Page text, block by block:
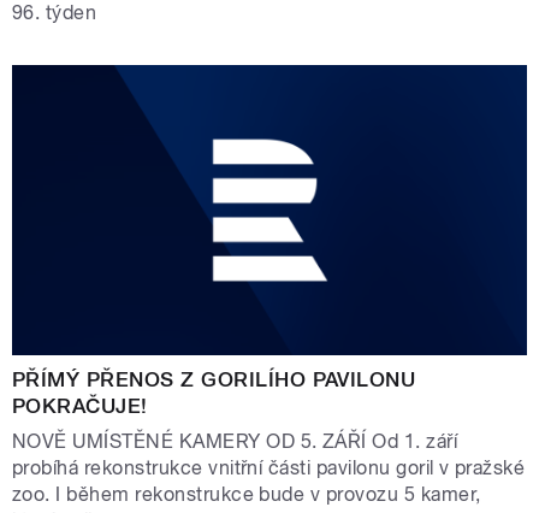
96. týden
PŘÍMÝ PŘENOS Z GORILÍHO PAVILONU
POKRAČUJE!
NOVĚ UMÍSTĚNÉ KAMERY OD 5. ZÁŘÍ Od 1. září
probíhá rekonstrukce vnitřní části pavilonu goril v pražské
zoo. I během rekonstrukce bude v provozu 5 kamer,